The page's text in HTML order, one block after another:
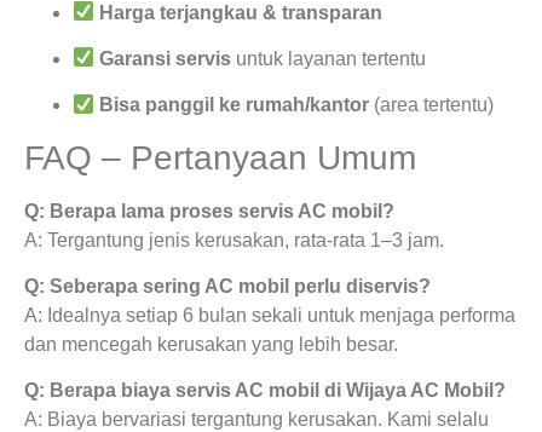
Harga terjangkau & transparan
Garansi servis untuk layanan tertentu
Bisa panggil ke rumah/kantor (area tertentu)
FAQ – Pertanyaan Umum
Q: Berapa lama proses servis AC mobil?
A: Tergantung jenis kerusakan, rata-rata 1–3 jam.
Q: Seberapa sering AC mobil perlu diservis?
A: Idealnya setiap 6 bulan sekali untuk menjaga performa
dan mencegah kerusakan yang lebih besar.
Q: Berapa biaya servis AC mobil di Wijaya AC Mobil?
A: Biaya bervariasi tergantung kerusakan. Kami selalu